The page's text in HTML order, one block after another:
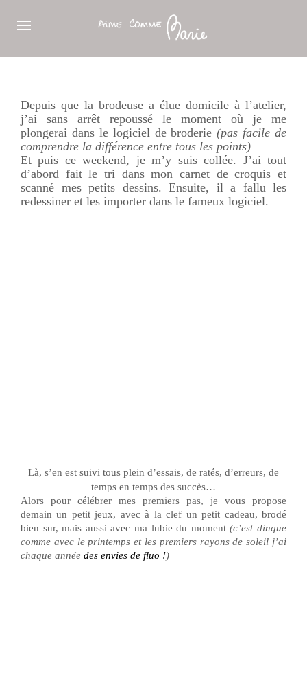
Depuis que la brodeuse a élue domicile à l’atelier,
j’ai sans arrêt repoussé le moment où je me
plongerai dans le logiciel de broderie(pas facile de
comprendre la différence entre tous les points)
Et puis ceweekend, je m’y suis collée. J’ai tout
d’abord fait le tri dans mon carnet de croquis et
scanné mes petits dessins. Ensuite, il a fallu les
redessiner et les importer dans le fameux logiciel.
Là, s’en est suivi tous plein d’essais, de ratés, d’erreurs, de
temps en temps des succès…
Alors pour célébrer mes premiers pas, je vous propose
demain un petit jeux, avec à la clef un petit cadeau, brodé
bien sur, mais aussi avec ma lubie du moment(c’est dingue
comme avec le printemps et les premiers rayons de soleil j’ai
chaque année des envies de fluo !)